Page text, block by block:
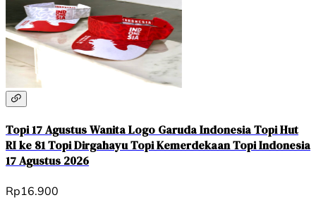
Topi 17 Agustus Wanita Logo Garuda Indonesia Topi Hut
RI ke 81 Topi Dirgahayu Topi Kemerdekaan Topi Indonesia
17 Agustus 2026
Rp16.900